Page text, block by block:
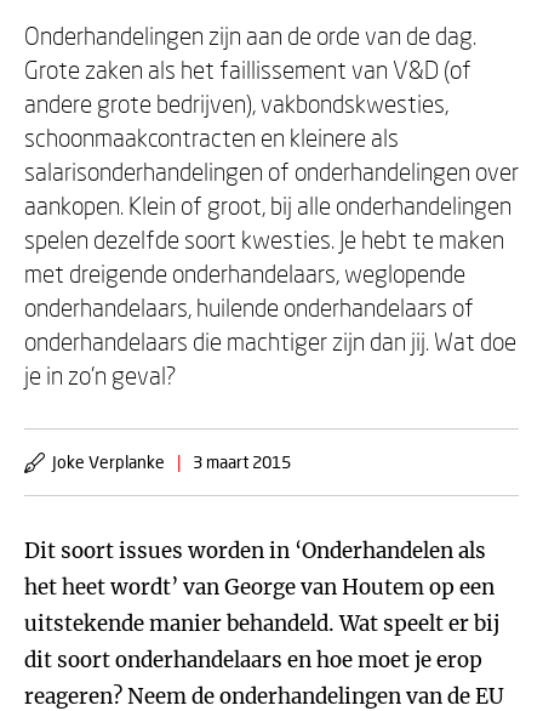
Onderhandelingen zijn aan de orde van de dag.
Grote zaken als het faillissement van V&D (of
andere grote bedrijven), vakbondskwesties,
schoonmaakcontracten en kleinere als
salarisonderhandelingen of onderhandelingen over
aankopen. Klein of groot, bij alle onderhandelingen
spelen dezelfde soort kwesties. Je hebt te maken
met dreigende onderhandelaars, weglopende
onderhandelaars, huilende onderhandelaars of
onderhandelaars die machtiger zijn dan jij. Wat doe
je in zo’n geval?
Joke Verplanke | 3 maart 2015
Dit soort issues worden in ‘Onderhandelen als
het heet wordt’ van George van Houtem op een
uitstekende manier behandeld. Wat speelt er bij
dit soort onderhandelaars en hoe moet je erop
reageren? Neem de onderhandelingen van de EU